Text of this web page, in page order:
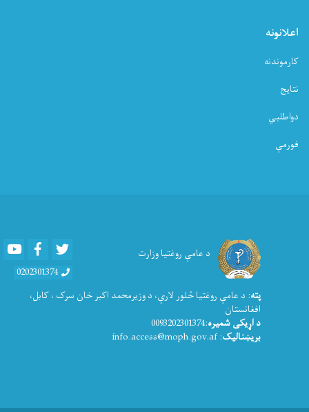
اعلانونه
کارموندنه
نتایج
دواطلبي
فورمې
د عامې روغتیا وزارت Youtube Facebook
0202301374
پته: د عامې روغتيا څلور لارې، د وزیرمحمد اکبر خان سرک ، کابل،
افغانستان
د اړیکی شمیره:0093202301374
بریښنالیک: info.access@moph.gov.af